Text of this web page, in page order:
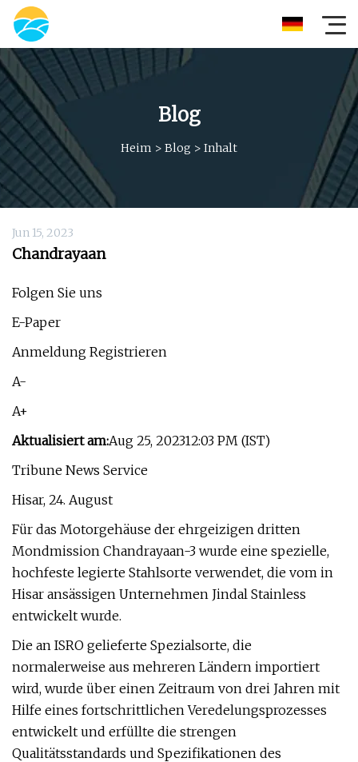
Blog
Heim > Blog > Inhalt
Jun 15, 2023
Chandrayaan
Folgen Sie uns
E-Paper
Anmeldung Registrieren
A-
A+
Aktualisiert am:Aug 25, 202312:03 PM (IST)
Tribune News Service
Hisar, 24. August
Für das Motorgehäuse der ehrgeizigen dritten
Mondmission Chandrayaan-3 wurde eine spezielle,
hochfeste legierte Stahlsorte verwendet, die vom in
Hisar ansässigen Unternehmen Jindal Stainless
entwickelt wurde.
Die an ISRO gelieferte Spezialsorte, die
normalerweise aus mehreren Ländern importiert
wird, wurde über einen Zeitraum von drei Jahren mit
Hilfe eines fortschrittlichen Veredelungsprozesses
entwickelt und erfüllte die strengen
Qualitätsstandards und Spezifikationen des